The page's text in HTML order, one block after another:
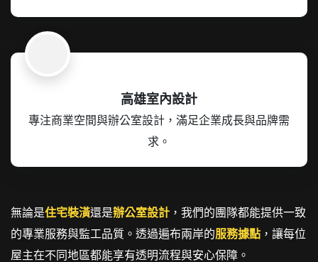
高雄室內設計
專注商業空間與辦公室設計，滿足企業成長與品牌需
求。
無論是住宅裝潢還是辦公室設計 ，我們的團隊都能提供一致
的專業服務與監工品質。透過遍布兩岸的服務據點 ，讓每位
屋主在不同地區都能享有透明流程與安心保障。